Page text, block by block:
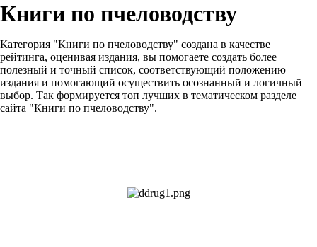
Книги по пчеловодству
Категория "Книги по пчеловодству" создана в качестве
рейтинга, оценивая издания, вы помогаете создать более
полезный и точный список, соответствующий положению
издания и помогающий осуществить осознанный и логичный
выбор. Так формируется топ лучших в тематическом разделе
сайта "Книги по пчеловодству".